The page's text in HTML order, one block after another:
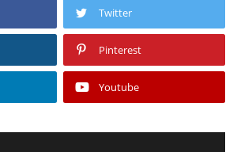
Twitter
Pinterest
Youtube